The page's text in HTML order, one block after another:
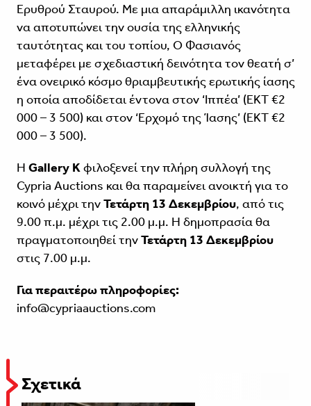
Ερυθρού Σταυρού. Με μια απαράμιλλη ικανότητα
να αποτυπώνει την ουσία της ελληνικής
ταυτότητας και του τοπίου, Ο Φασιανός
μεταφέρει με σχεδιαστική δεινότητα τον θεατή σ’
ένα ονειρικό κόσμο θριαμβευτικής ερωτικής ίασης
η οποία αποδίδεται έντονα στον ‘Ιππέα’ (ΕΚΤ €2
000 – 3 500) και στον ‘Ερχομό της Ίασης’ (ΕΚΤ €2
000 – 3 500).
Η Gallery Kφιλοξενεί την πλήρη συλλογή της
Cypria Auctions και θα παραμείνει ανοικτή για το
κοινό μέχρι τηνΤετάρτη 13 Δεκεμβρίου, από τις
9.00 π.μ. μέχρι τις 2.00 μ.μ. Η δημοπρασία θα
πραγματοποιηθεί τηνΤετάρτη 13 Δεκεμβρίου
στις 7.00 μ.μ.
Για περαιτέρω πληροφορίες:
info@cypriaauctions.com
Σχετικά